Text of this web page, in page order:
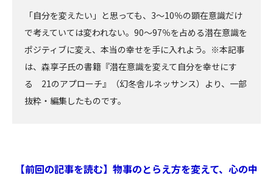
「自分を変えたい」と思っても、3～10％の顕在意識だけ
で考えていては変われない。90～97％を占める潜在意識を
ポジティブに変え、本当の幸せを手に入れよう。※本記事
は、森享子氏の書籍『潜在意識を変えて自分を幸せにす
る 21のアプローチ』（幻冬舎ルネッサンス）より、一部
抜粋・編集したものです。
【前回の記事を読む】物事のとらえ方を変えて、心の中